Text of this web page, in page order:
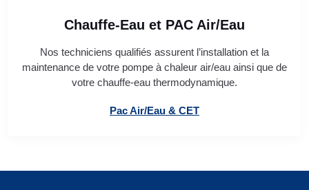
Chauffe-Eau et PAC Air/Eau
Nos techniciens qualifiés assurent l’installation et la
maintenance de votre pompe à chaleur air/eau ainsi que de
votre chauffe-eau thermodynamique.
Pac Air/Eau & CET